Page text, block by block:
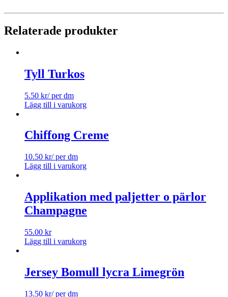
Relaterade produkter
Tyll Turkos
5.50 kr/ per dm
Lägg till i varukorg
Chiffong Creme
10.50 kr/ per dm
Lägg till i varukorg
Applikation med paljetter o pärlor
Champagne
55.00 kr
Lägg till i varukorg
Jersey Bomull lycra Limegrön
13.50 kr/ per dm